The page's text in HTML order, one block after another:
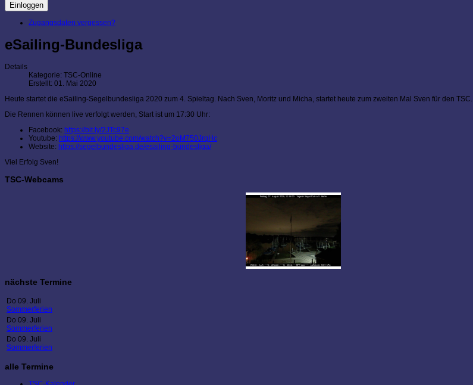
Einloggen
Zugangsdaten vergessen?
eSailing-Bundesliga
Details
Kategorie: TSC-Online
Erstellt: 01. Mai 2020
Heute startet die eSailing-Segelbundesliga 2020 zum 4. Spieltag. Nach Sven, Moritz und Micha, startet heute zum zweiten Mal Sven für den TSC.
Die Rennen können live verfolgt werden, Start ist um 17:30 Uhr:
Facebook: https://bit.ly/2JTc97e
Youtube: https://www.youtube.com/watch?v=2oM750JrqHc
Website: https://segelbundesliga.de/esailing-bundesliga/
Viel Erfolg Sven!
TSC-Webcams
nächste Termine
Do 09. Juli
Sommerferien
Do 09. Juli
Sommerferien
Do 09. Juli
Sommerferien
alle Termine